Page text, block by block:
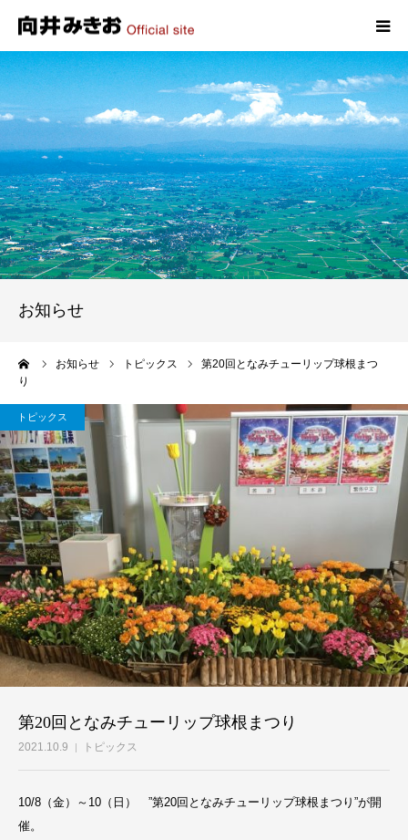
お知らせ
お知らせ トピックス
第20回となみチューリップ球根まつ
り
トピックス
第20回となみチューリップ球根まつり
2021.10.9 トピックス
10/8（金）～10（日） ”第20回となみチューリップ球根まつり”が開
催。
HOME
プロフィール
政策
活動報告